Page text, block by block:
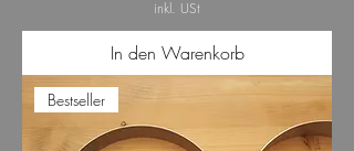
inkl. USt
In den Warenkorb
Bestseller